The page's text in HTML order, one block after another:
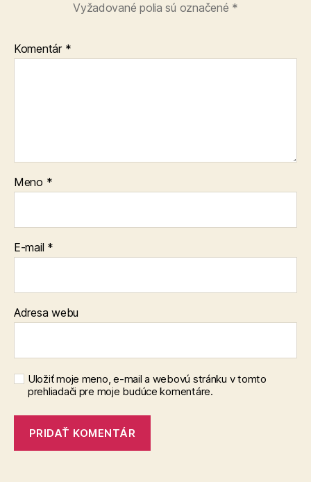
Vyžadované polia sú označené *
Komentár *
Meno *
E-mail *
Adresa webu
Uložiť moje meno, e-mail a webovú stránku v tomto
prehliadači pre moje budúce komentáre.